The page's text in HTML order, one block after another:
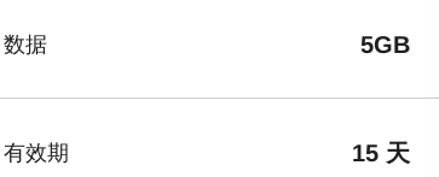
数据 5GB
有效期 15 天